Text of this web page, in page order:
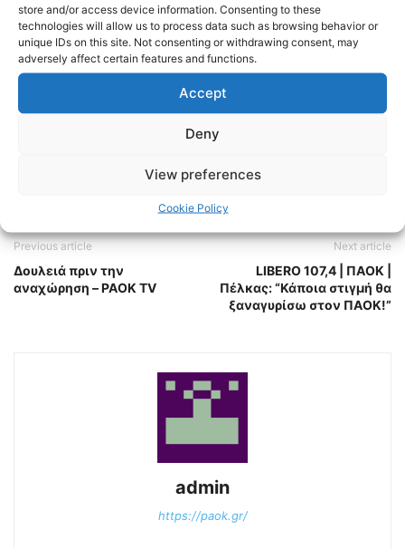
store and/or access device information. Consenting to these
technologies will allow us to process data such as browsing behavior or
unique IDs on this site. Not consenting or withdrawing consent, may
adversely affect certain features and functions.
Accept
Deny
View preferences
Cookie Policy
#paok #paokfans #παοκ #thessaloniki
Previous article
Δουλειά πριν την
αναχώρηση – PAOK TV
Next article
LIBERO 107,4 | ΠΑΟΚ |
Πέλκας: “Κάποια στιγμή θα
ξαναγυρίσω στον ΠΑΟΚ!”
admin
https://paok.gr/